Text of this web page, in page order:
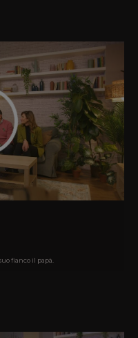
fianco il papà.